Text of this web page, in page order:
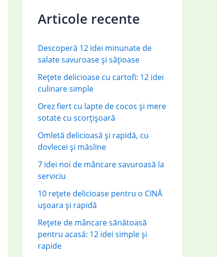
h
o
Articole recente
Descoperă 12 idei minunate de
salate savuroase și sățioase
Rețete delicioase cu cartofi: 12 idei
culinare simple
Orez fiert cu lapte de cocos și mere
sotate cu scorțișoară
Omletă delicioasă și rapidă, cu
dovlecei și măsline
7 idei noi de mâncare savuroasă la
serviciu
10 rețete delicioase pentru o CINĂ
ușoara și rapidă
Rețete de mâncare sănătoasă
pentru acasă: 12 idei simple și
rapide